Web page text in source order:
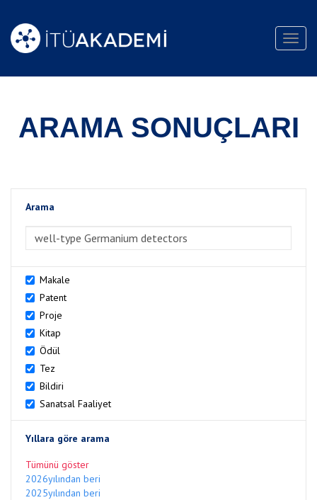
ARAMA SONUÇLARI
Arama
>Arama
Makale
Patent
Proje
Kitap
Ödül
Tez
Bildiri
Sanatsal Faaliyet
Yıllara göre arama
Tümünü göster
2026yılından beri
2025yılından beri